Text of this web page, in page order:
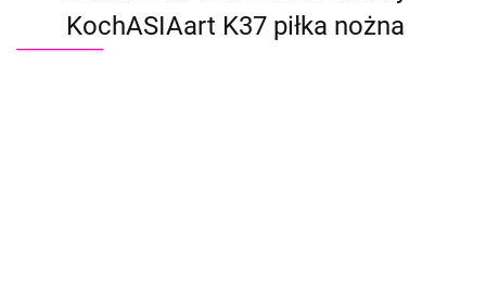
KochASIAart K37 piłka nożna